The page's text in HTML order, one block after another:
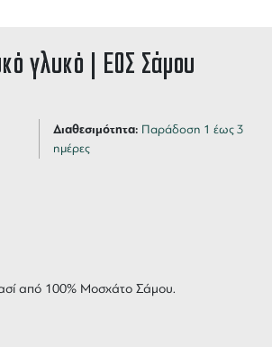
γλυκό | ΕΟΣ Σάμου
Διαθεσιμότητα: Παράδοση 1 έως 3
ημέρες
από 100% Μοσχάτο Σάμου.